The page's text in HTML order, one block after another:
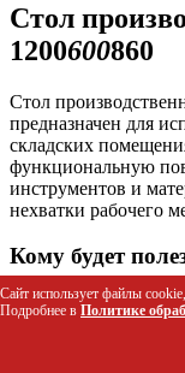
Стол
1200600860
Стол
предназначен для
складских
функциональную
инструментов и
нехватки рабочего
Кому будет
Работникам
рабочего места
Сайт использует файлы
Подробнее в Политике